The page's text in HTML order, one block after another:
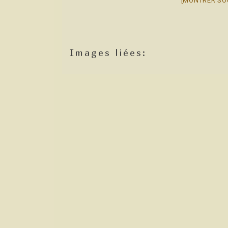
Images liées: